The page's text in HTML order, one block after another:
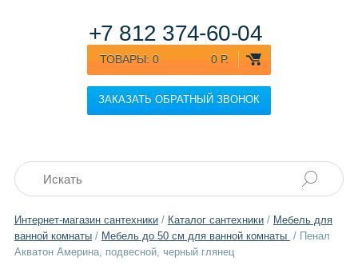
ТОВАРЫ: 0 0 Р.
ЗАКАЗАТЬ ОБРАТНЫЙ ЗВОНОК
+7 812 374-60-04
Интернет-магазин сантехники/ Каталог сантехники/ Мебель для
ванной комнаты/ Мебель до 50 см для ванной комнаты / Пенал
Акватон Америна, подвесной, черный глянец